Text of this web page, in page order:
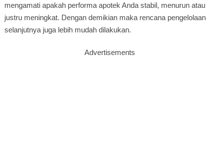
mengamati apakah performa apotek Anda stabil, menurun atau
justru meningkat. Dengan demikian maka rencana pengelolaan
selanjutnya juga lebih mudah dilakukan.
Advertisements